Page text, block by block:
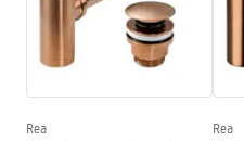
Širina
Visina
Oblik
Jamstveni uvjeti
Rea Rea